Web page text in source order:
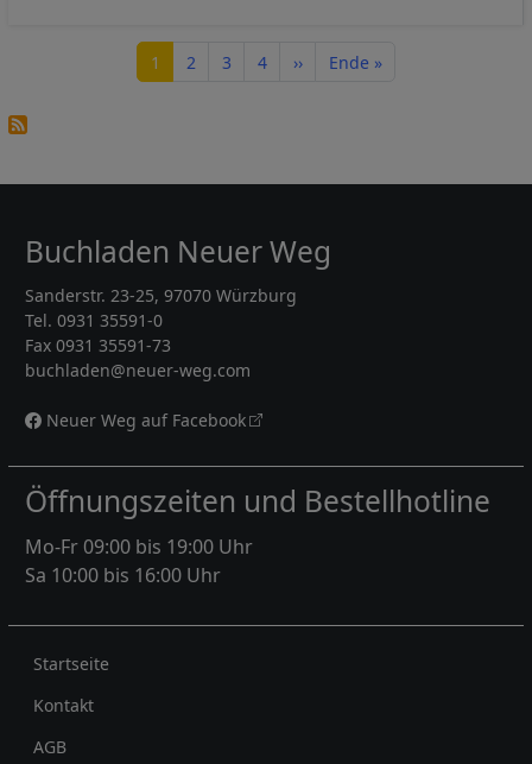
Seite
1 Seite
2 Seite
3 Seite
4 Nächste Seite
›› Letzte Seite
Ende »
Buchladen Neuer Weg
Sanderstr. 23-25, 97070 Würzburg
Tel. 0931 35591-0
Fax 0931 35591-73
buchladen@neuer-weg.com
Neuer Weg auf Facebook
Öffnungszeiten und Bestellhotline
Mo-Fr 09:00 bis 19:00 Uhr
Sa 10:00 bis 16:00 Uhr
Rechtliches
Startseite
Kontakt
AGB